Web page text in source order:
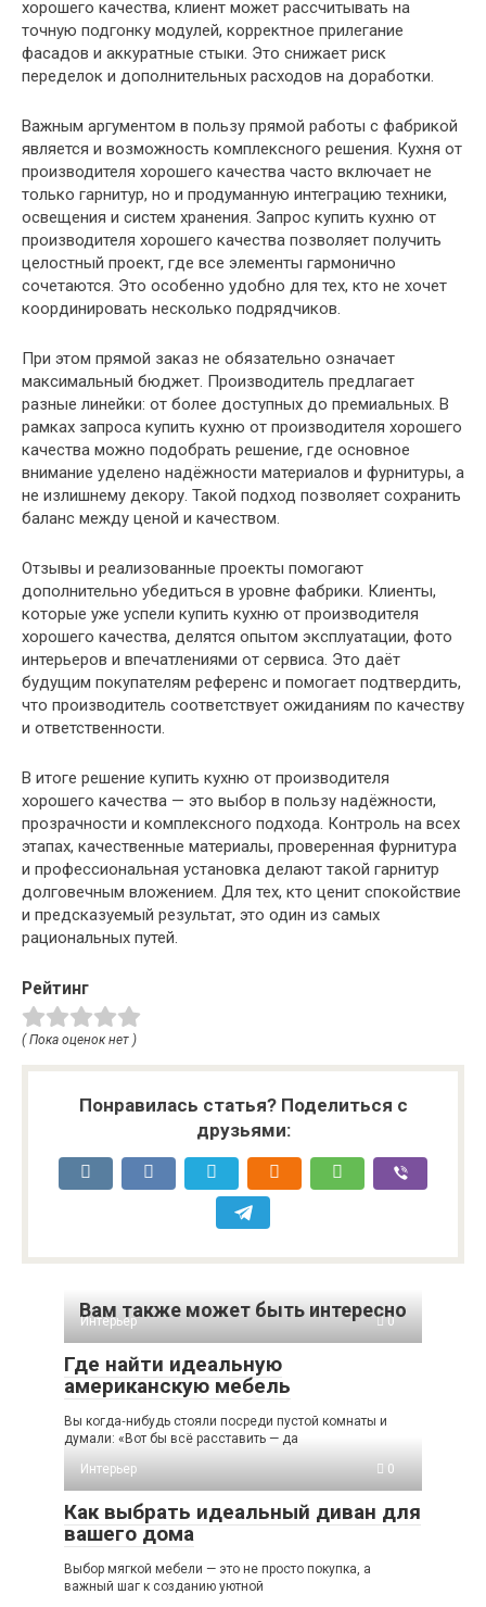
хорошего качества, клиент может рассчитывать на
точную подгонку модулей, корректное прилегание
фасадов и аккуратные стыки. Это снижает риск
переделок и дополнительных расходов на доработки.
Важным аргументом в пользу прямой работы с фабрикой
является и возможность комплексного решения. Кухня от
производителя хорошего качества часто включает не
только гарнитур, но и продуманную интеграцию техники,
освещения и систем хранения. Запрос купить кухню от
производителя хорошего качества позволяет получить
целостный проект, где все элементы гармонично
сочетаются. Это особенно удобно для тех, кто не хочет
координировать несколько подрядчиков.
При этом прямой заказ не обязательно означает
максимальный бюджет. Производитель предлагает
разные линейки: от более доступных до премиальных. В
рамках запроса купить кухню от производителя хорошего
качества можно подобрать решение, где основное
внимание уделено надёжности материалов и фурнитуры, а
не излишнему декору. Такой подход позволяет сохранить
баланс между ценой и качеством.
Отзывы и реализованные проекты помогают
дополнительно убедиться в уровне фабрики. Клиенты,
которые уже успели купить кухню от производителя
хорошего качества, делятся опытом эксплуатации, фото
интерьеров и впечатлениями от сервиса. Это даёт
будущим покупателям референс и помогает подтвердить,
что производитель соответствует ожиданиям по качеству
и ответственности.
В итоге решение купить кухню от производителя
хорошего качества — это выбор в пользу надёжности,
прозрачности и комплексного подхода. Контроль на всех
этапах, качественные материалы, проверенная фурнитура
и профессиональная установка делают такой гарнитур
долговечным вложением. Для тех, кто ценит спокойствие
и предсказуемый результат, это один из самых
рациональных путей.
Рейтинг
( Пока оценок нет )
Понравилась статья? Поделиться с
друзьями:
Вам также может быть интересно
Интерьер 0
Где найти идеальную
американскую мебель
Вы когда‑нибудь стояли посреди пустой комнаты и
думали: «Вот бы всё расставить — да
Интерьер
0
Как выбрать идеальный диван для
вашего дома
Выбор мягкой мебели — это не просто покупка, а
важный шаг к созданию уютной